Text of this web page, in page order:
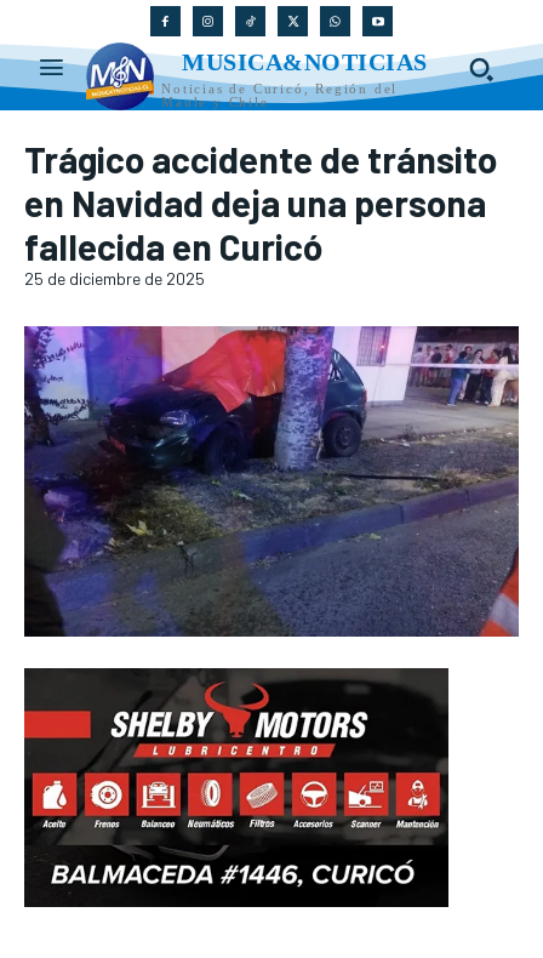
MUSICA&NOTICIAS
Noticias de Curicó, Región del
Maule y Chile
Trágico accidente de tránsito
en Navidad deja una persona
fallecida en Curicó
25 de diciembre de 2025